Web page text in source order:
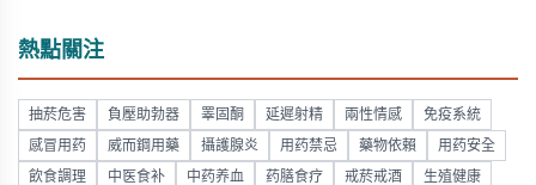
熱點關注
抽菸危害 負壓助勃器 睪固酮 延遲射精 兩性情感 免疫系統
感冒用药 威而鋼用藥 攝護腺炎 用药禁忌 藥物依賴 用药安全
飲食調理 中医食补 中药养血 药膳食疗 戒菸戒酒 生殖健康